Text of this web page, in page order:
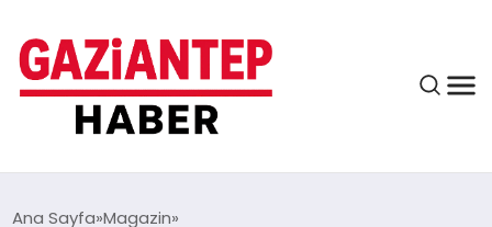
ASAYIŞ
Ana Sayfa Magazin